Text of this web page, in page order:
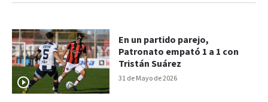
31 de Mayo de 2026
En un partido parejo,
Patronato empató 1 a 1 con
Tristán Suárez